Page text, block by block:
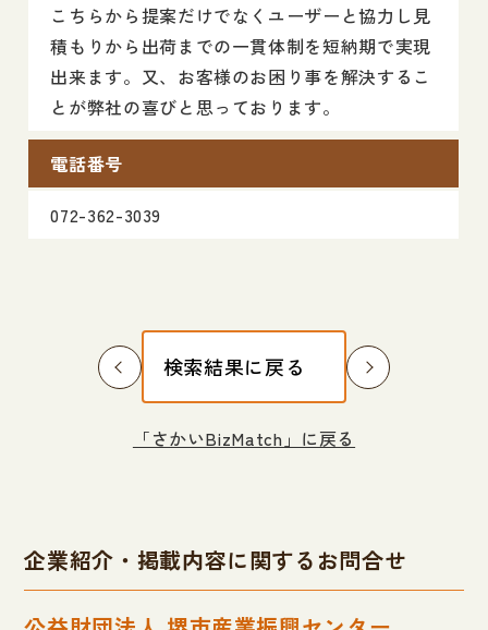
こちらから提案だけでなくユーザーと協力し見
積もりから出荷までの一貫体制を短納期で実現
出来ます。又、お客様のお困り事を解決するこ
とが弊社の喜びと思っております。
電話番号
072-362-3039
検索結果に戻る
「さかいBizMatch」に戻る
企業紹介・掲載内容に関するお問合せ